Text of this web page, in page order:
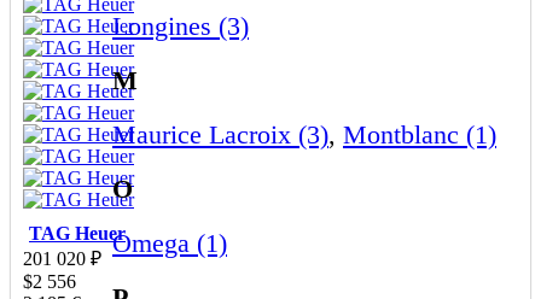
Longines (3)
M
Maurice Lacroix (3), Montblanc (1)
O
Omega (1)
TAG Heuer
201 020 ₽
$2 556